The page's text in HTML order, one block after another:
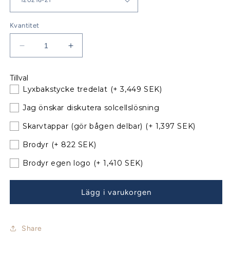
Kvantitet
Minska
kvantitet
Hanse
325
Sittbrunnskapell
XL
med
bågar
Öka
kvantitet
325
Sittbrunnskapell
med
bågar
Tillval
Lyxbakstycke tredelat (+ 3,449 SEK)
Jag önskar diskutera solcellslösning
Skarvtappar (gör bågen delbar) (+ 1,397 SEK)
Brodyr (+ 822 SEK)
Brodyr egen logo (+ 1,410 SEK)
Lägg i varukorgen
Share